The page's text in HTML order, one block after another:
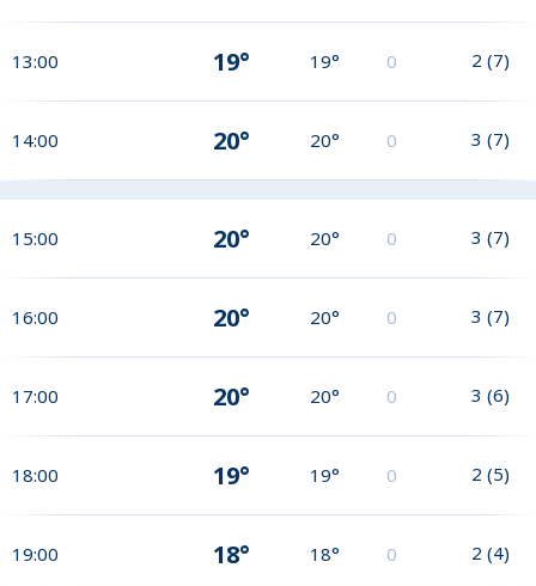
13:00 19° 19° 0 2 (7)
14:00 20° 20° 0 3 (7)
15:00 20° 20° 0 3 (7)
16:00 20° 20° 0 3 (7)
17:00 20° 20° 0 3 (6)
18:00 19° 19° 0 2 (5)
19:00 18° 18° 0 2 (4)